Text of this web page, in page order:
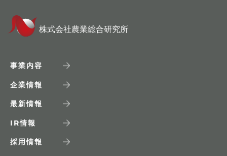
株式会社農業総合研究所
事業内容
企業情報
最新情報
IR情報
採用情報